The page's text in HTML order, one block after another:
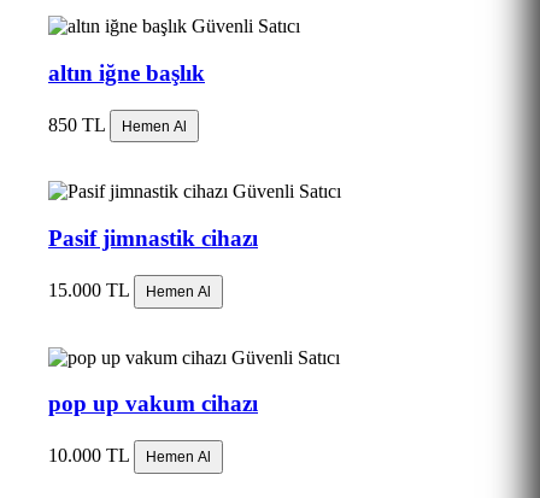
Güvenli Satıcı
altın iğne başlık
850 TL Hemen Al
Güvenli Satıcı
Pasif jimnastik cihazı
15.000 TL Hemen Al
Güvenli Satıcı
pop up vakum cihazı
10.000 TL Hemen Al